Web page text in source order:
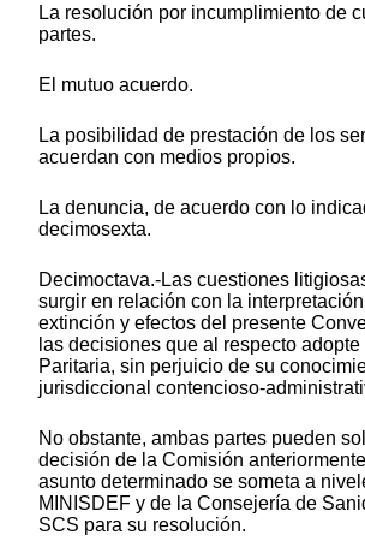
La resolución por incumplimiento de
partes.
El mutuo acuerdo.
La posibilidad de prestación de los
acuerdan con medios propios.
La denuncia, de acuerdo con lo
decimosexta.
Decimoctava.-Las cuestiones
surgir en relación con la
extinción y efectos del presente
las decisiones que al respecto
Paritaria, sin perjuicio de su
jurisdiccional contencioso-
No obstante, ambas partes pueden
decisión de la Comisión
asunto determinado se someta a
MINISDEF y de la Consejería de
SCS para su resolución.